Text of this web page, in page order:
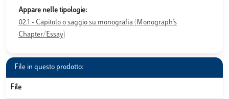
Appare nelle tipologie:
02.1 - Capitolo o saggio su monografia (Monograph’s
Chapter/Essay)
File in questo prodotto:
File